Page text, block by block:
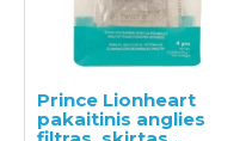
Prince Lionheart
pakaitinis anglies